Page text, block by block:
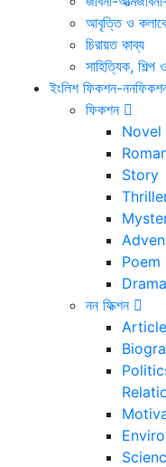
আবৃত্তি ও
চিরায়ত কাব্য
সাহিত্যিক,
ইংলিশ ফিকশন-
ফিকশন
Novel
Story
Poem
নন ফিক্শন